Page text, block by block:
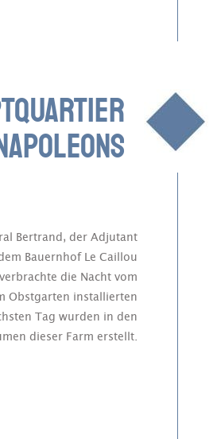
Bertrand, der Adjutant
Bauernhof Le Caillou
die Nacht vom
Obstgarten installierten
Tag wurden in den
dieser Farm erstellt.